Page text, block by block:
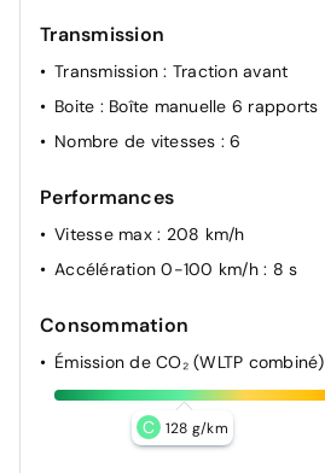
Transmission
Transmission: Traction avant
Boite : Boîte manuelle 6 rapports
Nombre de vitesses : 6
Performances
Vitesse max : 208 km/h
Accélération 0-100 km/h : 8 s
Consommation
Émission de CO₂ (WLTP combiné)
C 128 g/km